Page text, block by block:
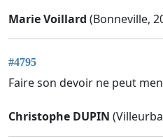
Marie Voillard (Bonneville,
#4795
Faire son devoir ne peut
Christophe DUPIN